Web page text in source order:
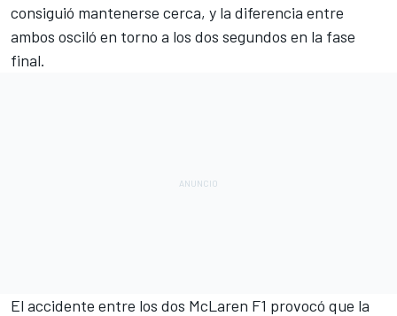
consiguió mantenerse cerca, y la diferencia entre
ambos osciló en torno a los dos segundos en la fase
final.
El accidente entre los dos McLaren F1 provocó que la